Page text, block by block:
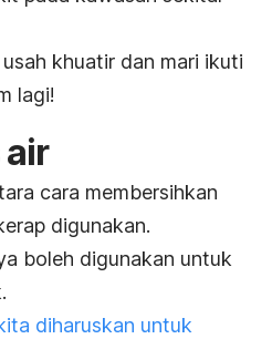
khuatir dan mari ikuti
lagi!
air
cara membersihkan
digunakan.
boleh digunakan untuk
diharuskan untuk